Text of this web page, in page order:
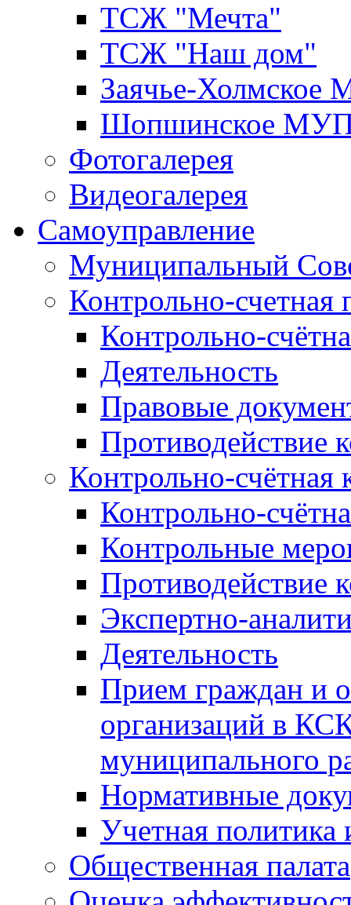
ТСЖ "Мечта"
ТСЖ "Наш дом"
Заячье-
Шопшинское
Фотогалерея
Видеогалерея
Самоуправление
Муниципальный
Контрольно-счетная
Контрольно-
Деятельность
Правовые
Противодействие
Контрольно-счётная
Контрольно-
Контрольные
Противодействие
Экспертно-
Деятельность
Прием граждан и
организаций в
муниципального
Нормативные
Учетная политика
Общественная палата